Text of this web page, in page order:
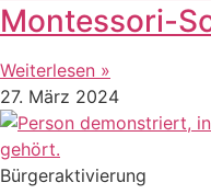
Montessori-
Weiterlesen »
27. März 2024
Bürgeraktivierung